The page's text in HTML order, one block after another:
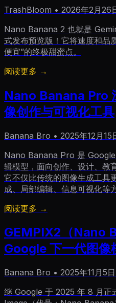
TrashBloom • 2026年2月26
Nano Banana 2 也就是
式发布预览版！它将速度和品
便宜”的终极甜蜜点。
阅读更多 →
Nano Banana Pro
像创作与可视化工具
Banana Bro • 2025年12月15
Nano Banana Pro 是
辑模型，面向创作、设计、教
它不仅比传统的图像生成工具
成、局部编辑、信息可视化等
阅读更多 →
GEMPIX2（Nano
Google 下一代图像
Banana Bro • 2025年11月5日
继 Google 于 2025 年 8 月正